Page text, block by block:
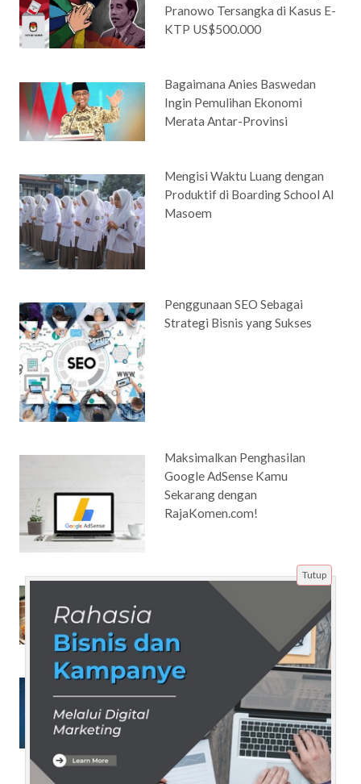
Pranowo Tersangka di Kasus E-
KTP US$500.000
Bagaimana Anies Baswedan
Ingin Pemulihan Ekonomi
Merata Antar-Provinsi
Mengisi Waktu Luang dengan
Produktif di Boarding School Al
Masoem
Penggunaan SEO Sebagai
Strategi Bisnis yang Sukses
Maksimalkan Penghasilan
Google AdSense Kamu
Sekarang dengan
RajaKomen.com!
Henry’s Taiwan Kitchen, Surga
Kuliner Taiwan di Seattle yang
Meningkatkan Visibilitas Bisnis
dengan Jasa SEO untuk
Penjualan Software Copy
Trading
Tutup